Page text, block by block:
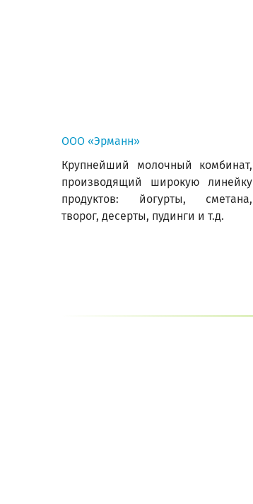
ООО «Эрманн»
Крупнейший молочный комбинат,
производящий широкую линейку
продуктов: йогурты, сметана,
творог, десерты, пудинги и т.д.